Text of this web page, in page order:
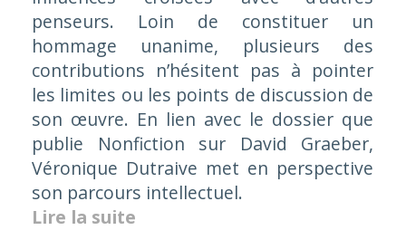
penseurs. Loin de constituer un
hommage unanime, plusieurs des
contributions n’hésitent pas à pointer
les limites ou les points de discussion de
son œuvre. En lien avec le dossier que
publie Nonfiction sur David Graeber,
Véronique Dutraive met en perspective
son parcours intellectuel.
Lire la suite